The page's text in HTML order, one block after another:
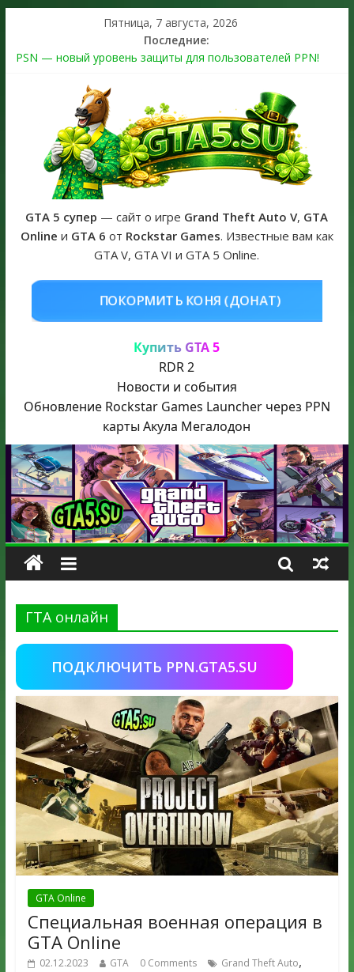
Пятница, 7 августа, 2026
Последние:
PSN — новый уровень защиты для пользователей PPN!
The Kortz Center Heist выйдет в GTA Online уже 14 июля
Регистрация в Rockstar Games Social Club ошибка #1.500.7:
как зарегистрировать аккаунт и войти без проблем в 2026
Получайте особые награды в GTA Online по программе
Fine Art Collector
GTA 6 официальная обложка игры и Предзаказ Grand Theft
Auto VI
GTA 5 супер — сайт о игре Grand Theft Auto V, GTA
Online и GTA 6 от Rockstar Games. Известные вам как
GTA V, GTA VI и GTA 5 Online.
КУПИТЬ GTA 5
Купить GTA 5
RDR 2
Новости и события
Обновление Rockstar Games Launcher через PPN
карты Акула Мегалодон
ГТА онлайн
ПОДКЛЮЧИТЬ PPN.GTA5.SU
GTA Online
Cпециальная военная операция в
GTA Online
02.12.2023 GTA 0 Comments Grand Theft Auto,